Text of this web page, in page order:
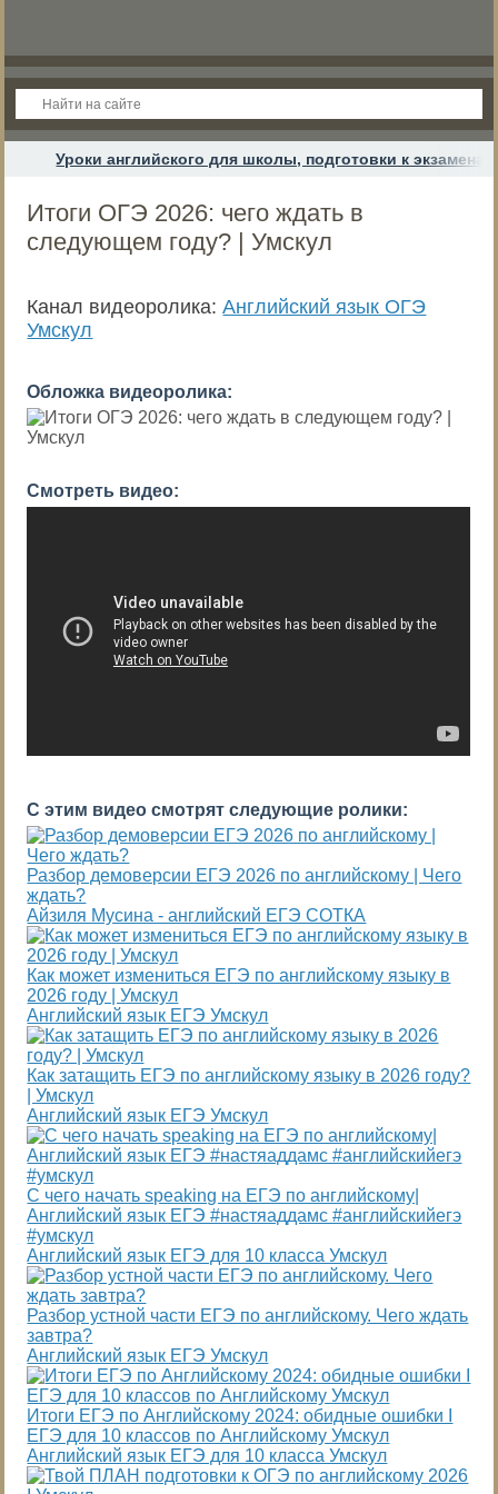
Уроки английского для школы, подготовки к
Итоги ОГЭ 2026: чего ждать в
следующем году? | Умскул
Канал видеоролика:Английский язык ОГЭ
Умскул
Обложка видеоролика:
Смотреть видео:
С этим видео смотрят следующие ролики:
Разбор демоверсии ЕГЭ 2026 по английскому | Чего
ждать?
Айзиля Мусина - английский ЕГЭ СОТКА
Как может измениться ЕГЭ по английскому языку в
2026 году | Умскул
Английский язык ЕГЭ Умскул
Как затащить ЕГЭ по английскому языку в 2026 году?
| Умскул
Английский язык ЕГЭ Умскул
С чего начать speaking на ЕГЭ по английскому|
Английский язык ЕГЭ #настяаддамс #английскийегэ
#умскул
Английский язык ЕГЭ для 10 класса Умскул
Разбор устной части ЕГЭ по английскому. Чего ждать
завтра?
Английский язык ЕГЭ Умскул
Итоги ЕГЭ по Английскому 2024: обидные ошибки I
ЕГЭ для 10 классов по Английскому Умскул
Английский язык ЕГЭ для 10 класса Умскул